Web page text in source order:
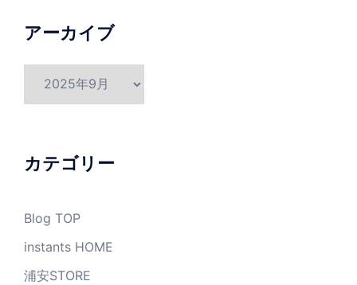
アーカイブ
ブ
カテゴリー
Blog TOP
instants HOME
浦安STORE